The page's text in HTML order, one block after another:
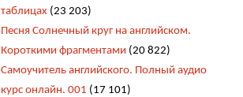
таблицах (23 203)
Песня Солнечный круг на английском.
Короткими фрагментами (20 822)
Самоучитель английского. Полный аудио
курс онлайн. 001 (17 101)